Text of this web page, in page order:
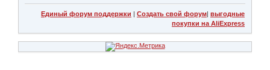
Единый форум поддержки | Создать свой форум| выгодные
покупки на AliExpress